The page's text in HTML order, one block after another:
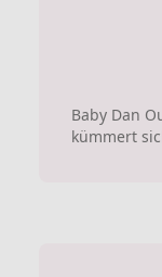
Baby Dan
kümmert